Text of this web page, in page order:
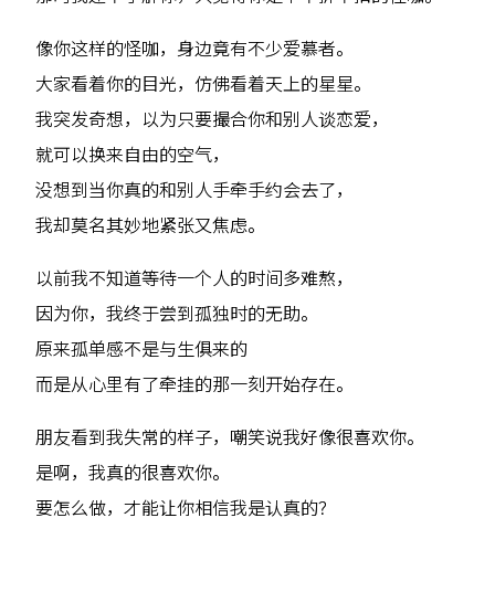
像你这样的怪咖，身边竟有不少爱慕者。
大家看着你的目光，仿佛看着天上的星星。
我突发奇想，以为只要撮合你和别人谈恋爱，
就可以换来自由的空气，
没想到当你真的和别人手牵手约会去了，
我却莫名其妙地紧张又焦虑。
以前我不知道等待一个人的时间多难熬，
因为你，我终于尝到孤独时的无助。
原来孤单感不是与生俱来的
而是从心里有了牵挂的那一刻开始存在。
朋友看到我失常的样子，嘲笑说我好像很喜欢你。
是啊，我真的很喜欢你。
要怎么做，才能让你相信我是认真的？